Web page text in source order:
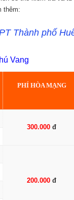
thêm:
Thành phố
Vang
PHÍ HÒA MẠNG
300.000 đ
200.000 đ